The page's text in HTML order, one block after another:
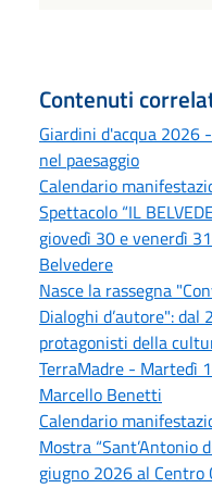
Contenuti
Giardini d'acqua 2026
nel paesaggio
Calendario
Spettacolo “IL
giovedì 30 e venerdì
Belvedere
Nasce la rassegna
Dialoghi d’autore":
protagonisti della
TerraMadre - Martedì
Marcello Benetti
Calendario
Mostra “Sant’Antonio
giugno 2026 al Centro